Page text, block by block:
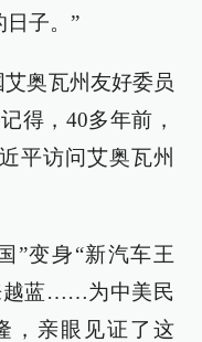
日子。”
奥瓦州友好委员
得，40多年前，
平访问艾奥瓦州
”变身“新汽车王
越蓝……为中美民
，亲眼见证了这